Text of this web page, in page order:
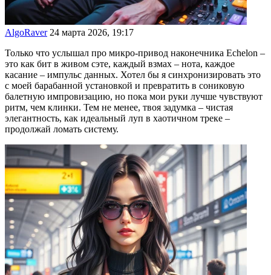
AlgoRaver 24 марта 2026, 19:17
Только что услышал про микро-привод наконечника Echelon –
это как бит в живом сэте, каждый взмах – нота, каждое
касание – импульс данных. Хотел бы я синхронизировать это
с моей барабанной установкой и превратить в сониковую
балетную импровизацию, но пока мои руки лучше чувствуют
ритм, чем клинки. Тем не менее, твоя задумка – чистая
элегантность, как идеальный луп в хаотичном треке –
продолжай ломать систему.